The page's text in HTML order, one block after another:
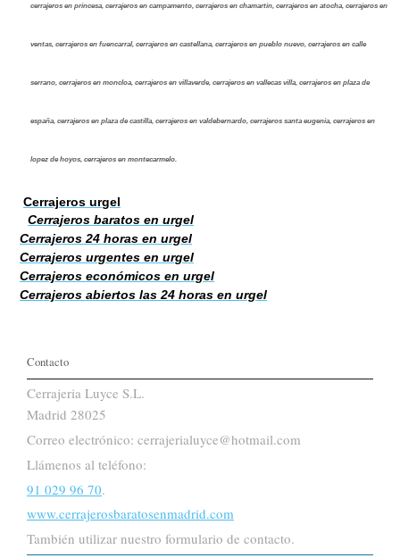
cerrajeros en princesa, cerrajeros en campamento, cerrajeros en chamartin, cerrajeros en atocha, cerrajeros en
ventas, cerrajeros en fuencarral, cerrajeros en castellana, cerrajeros en pueblo nuevo, cerrajeros en calle
serrano, cerrajeros en moncloa, cerrajeros en villaverde, cerrajeros en vallecas villa, cerrajeros en plaza de
españa, cerrajeros en plaza de castilla, cerrajeros en valdebernardo, cerrajeros santa eugenia, cerrajeros en
lopez de hoyos, cerrajeros en montecarmelo.
Cerrajeros urgel
Cerrajeros baratos en urgel
Cerrajeros 24 horas en urgel
Cerrajeros urgentes en urgel
Cerrajeros económicos en urgel
Cerrajeros abiertos las 24 horas en urgel
Contacto
Cerrajeria Luyce S.L.
Madrid 28025
Correo electrónico: cerrajerialuyce@hotmail.com
Llámenos al teléfono:
91 029 96 70.
www.cerrajerosbaratosenmadrid.com
También utilizar nuestro formulario de contacto.